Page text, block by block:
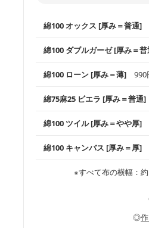
綿100 オックス [厚み＝普通]
使いやすさNo.1！しなやか
通気性の高さがオックス生地
縫いやすいため、布小物全般
※レッスンバッグ、上履き袋
などの布小物
・布団カバーなどの寝具、カ
・スカート、甚平などの子ど
綿100 ダブルガーゼ [厚み＝
柔らかくふんわりとした肌触
やハンカチなど直接肌に触れ
シーズンで活躍してくれます
・スタイ、おくるみなどのベ
・ブラウス、チュニック、
綿100 ローン [厚み＝薄] 990
上質で薄手の平織りの生地で
手触りの良さが魅力。透け感
・ブラウス、シャツ、チュ
綿75麻25 ビエラ [厚み＝普通]
コットン75％リネン25％の
ス生地よりもふんわりとした
綿100 ツイル [厚み＝やや厚]
綾織りの生地です。しっか
がらも柔らかいのが特徴です
・レッスンバッグ、上履き
綿100 キャンバス [厚み＝厚]
夫で高い耐久性があります
ンケースなどの布小物、イ
※すべて布の横幅：
◎